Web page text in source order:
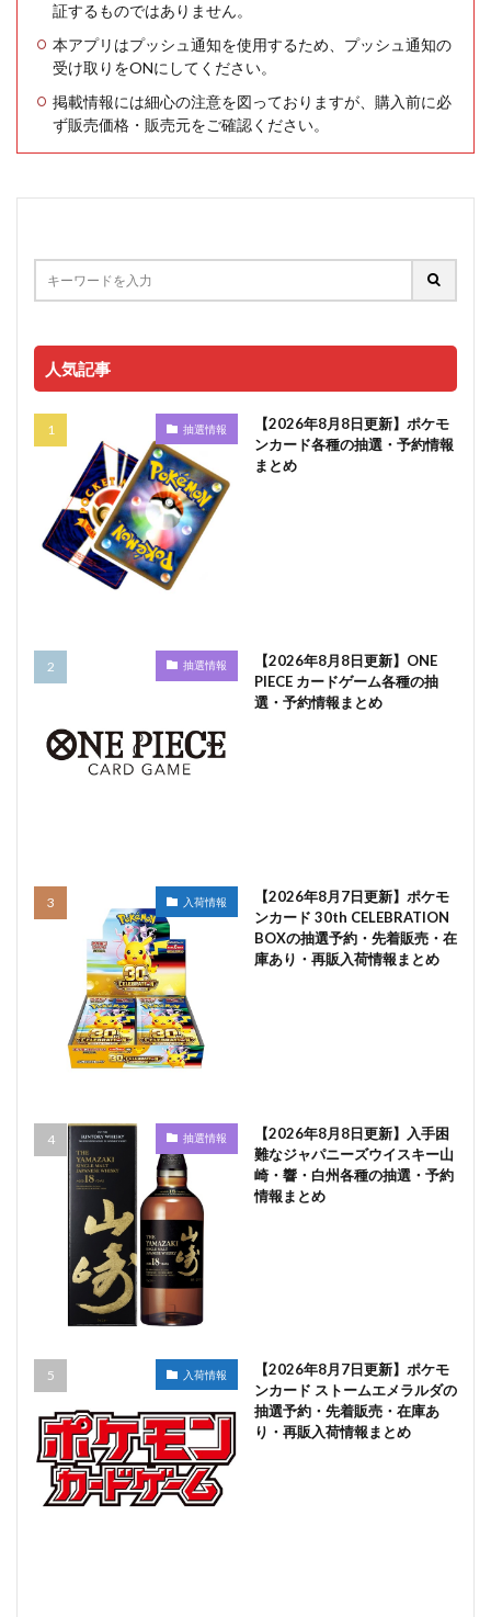
証するものではありません。
本アプリはプッシュ通知を使用するため、プッシュ通知の
受け取りをONにしてください。
掲載情報には細心の注意を図っておりますが、購入前に必
ず販売価格・販売元をご確認ください。
人気記事
抽選情報
【2026年8月8日更新】ポケモ
ンカード各種の抽選・予約情報
まとめ
抽選情報
【2026年8月8日更新】ONE
PIECE カードゲーム各種の抽
選・予約情報まとめ
入荷情報
【2026年8月7日更新】ポケモ
ンカード 30th CELEBRATION
BOXの抽選予約・先着販売・在
庫あり・再販入荷情報まとめ
抽選情報
【2026年8月8日更新】入手困
難なジャパニーズウイスキー山
崎・響・白州各種の抽選・予約
情報まとめ
入荷情報
【2026年8月7日更新】ポケモ
ンカード ストームエメラルダの
抽選予約・先着販売・在庫あ
り・再販入荷情報まとめ